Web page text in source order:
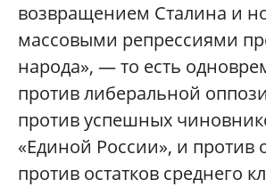
возвращением Сталина и
массовыми репрессиями
народа», — то есть
против либеральной
против успешных
«Единой России», и против
против остатков среднего